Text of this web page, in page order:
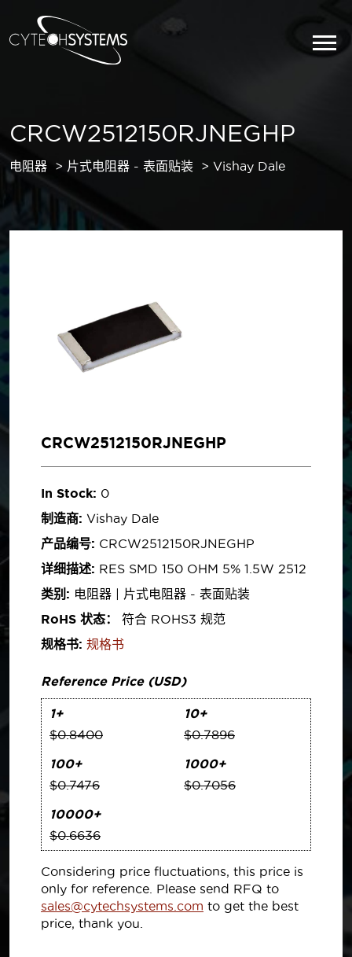
CRCW2512150RJNEGHP
电阻器 片式电阻器 - 表面贴装 Vishay Dale
CRCW2512150RJNEGHP
In Stock: 0
制造商: Vishay Dale
产品编号: CRCW2512150RJNEGHP
详细描述: RES SMD 150 OHM 5% 1.5W 2512
类别: 电阻器 | 片式电阻器 - 表面贴装
RoHS 状态：
符合 ROHS3 规范
规格书: 规格书
Reference Price (USD)
1+
$0.8400
10+
$0.7896
100+
$0.7476
1000+
$0.7056
10000+
$0.6636
Considering price fluctuations, this price is
only for reference. Please send RFQ to
sales@cytechsystems.com to get the best
price, thank you.